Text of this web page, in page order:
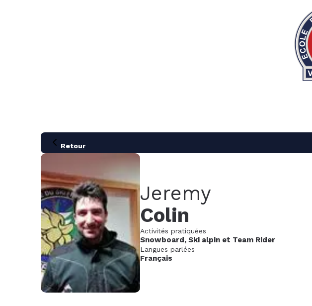
Retour
Jeremy
Colin
Activités pratiquées
Snowboard, Ski alpin et Team Rider
Langues parlées
Français
21
Nov.
2026
Déc.
12 19
2027